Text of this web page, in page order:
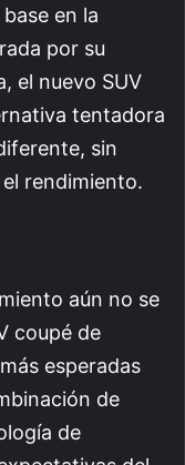
en la
por su
el nuevo SUV
tentadora
sin
rendimiento.
aún no se
coupé de
esperadas
de
de